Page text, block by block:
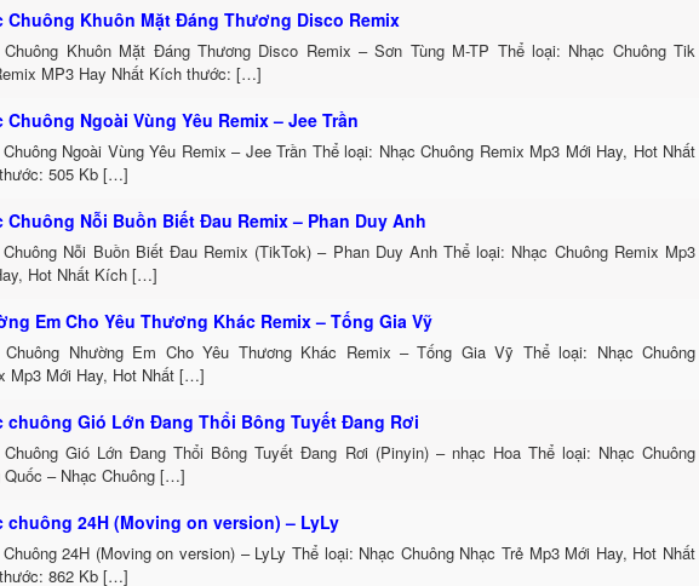
Chuông Khuôn Mặt Đáng Thương Disco Remix
Chuông Khuôn Mặt Đáng Thương Disco Remix – Sơn Tùng M-TP Thể loại: Nhạc Chuông Tik
MP3 Hay Nhất Kích thước: […]
Chuông Ngoài Vùng Yêu Remix – Jee Trần
Ngoài Vùng Yêu Remix – Jee Trần Thể loại: Nhạc Chuông Remix Mp3 Mới Hay, Hot Nhất
505 Kb […]
Chuông Nỗi Buồn Biết Đau Remix – Phan Duy Anh
Chuông Nỗi Buồn Biết Đau Remix (TikTok) – Phan Duy Anh Thể loại: Nhạc Chuông Remix Mp3
Hot Nhất Kích […]
Em Cho Yêu Thương Khác Remix – Tống Gia Vỹ
Chuông Nhường Em Cho Yêu Thương Khác Remix – Tống Gia Vỹ Thể loại: Nhạc Chuông
Mp3 Mới Hay, Hot Nhất […]
chuông Gió Lớn Đang Thổi Bông Tuyết Đang Rơi
Chuông Gió Lớn Đang Thổi Bông Tuyết Đang Rơi (Pinyin) – nhạc Hoa Thể loại: Nhạc Chuông
Quốc – Nhạc Chuông […]
chuông 24H (Moving on version) – LyLy
24H (Moving on version) – LyLy Thể loại: Nhạc Chuông Nhạc Trẻ Mp3 Mới Hay, Hot Nhất
862 Kb […]